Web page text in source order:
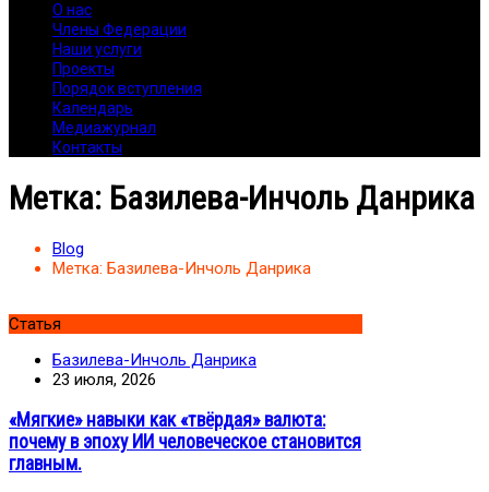
О нас
Члены Федерации
Наши услуги
Проекты
Порядок вступления
Календарь
Медиажурнал
Контакты
Метка: Базилева-Инчоль Данрика
Blog
Метка: Базилева-Инчоль Данрика
Статья
Базилева-Инчоль Данрика
23 июля, 2026
«Мягкие» навыки как «твёрдая» валюта:
почему в эпоху ИИ человеческое становится
главным.